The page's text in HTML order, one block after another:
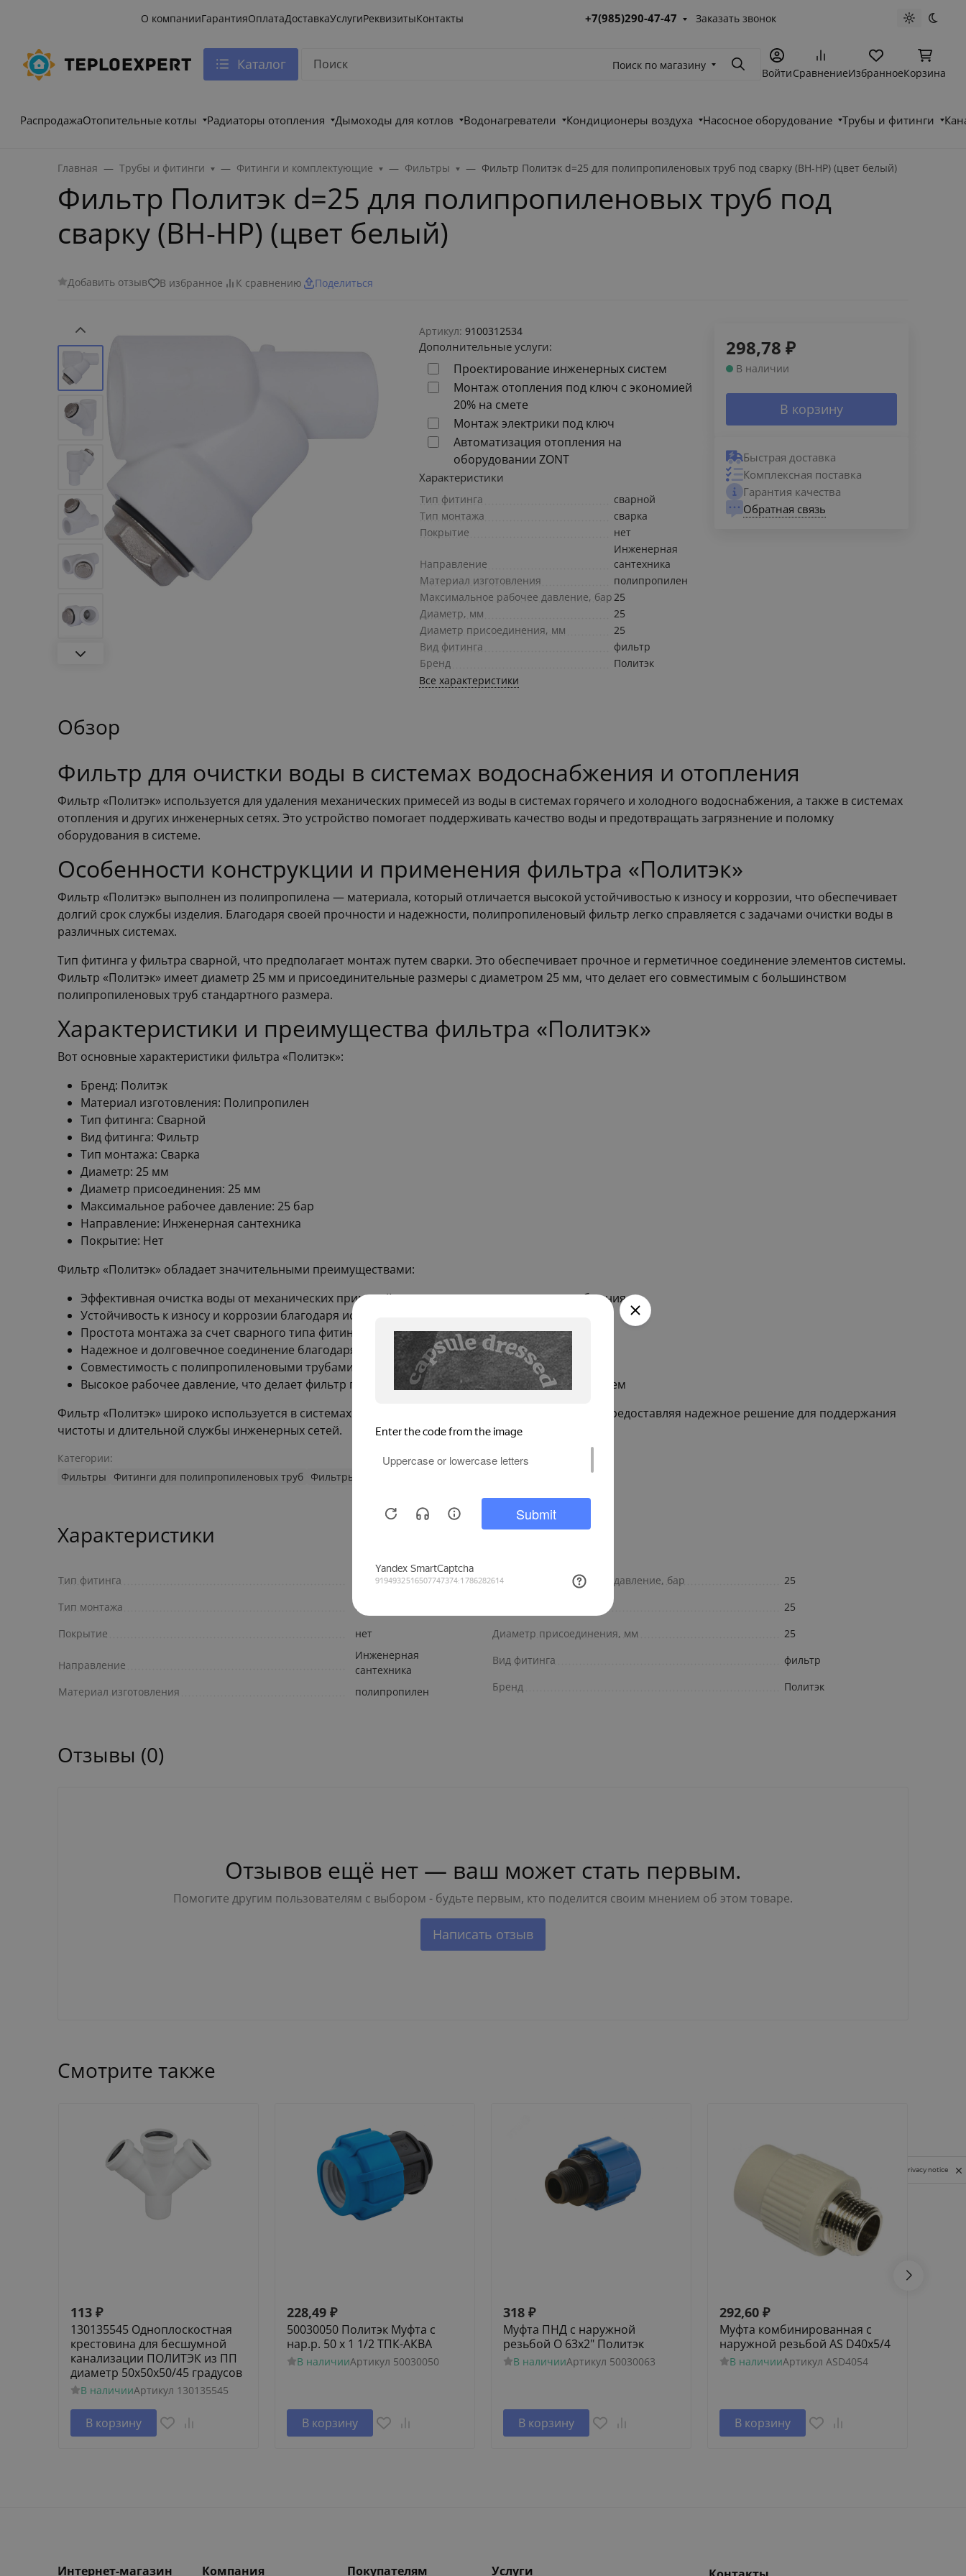
О компанииГарантияОплатаДоставкаУслугиРеквизитыКонтакты +7(985)290-47-47 Заказать звонок Светлая
Каталог Поиск по магазину ПоискВойтиСравнениеИзбранноеКорзина
РаспродажаОтопительные котлы Радиаторы отопления Дымоходы для котлов Водонагреватели Кондиционеры воздуха Насосное оборудование Трубы и фитинги
Главная Трубы и фитинги Фитинги и комплектующие Фильтры Фильтр Политэк d=25 для полипропиленовых труб под сварку (ВН-НР) (цвет белый)
Фильтр Политэк d=25 для полипропиленовых труб под
сварку (ВН-НР) (цвет белый)
Добавить отзыв В избранное К сравнению Поделиться
Артикул: 9100312534
Дополнительные услуги:
Проектирование инженерных систем
Монтаж отопления под ключ с экономией
20% на смете
Монтаж электрики под ключ
Автоматизация отопления на
оборудовании ZONT
Характеристики
Тип фитинга
сварной
Тип монтажа
сварка
Покрытие
нет
Направление
Инженерная
сантехника
Материал изготовления
полипропилен
Максимальное рабочее давление, бар25
Диаметр, мм
25
Диаметр присоединения, мм
25
Вид фитинга
фильтр
Бренд
Политэк
Все характеристики
298,78 ₽
В наличии
В корзину
Быстрая доставка
Комплексная поставка
Гарантия качества
Обратная связь
Обзор
Фильтр для очистки воды в системах водоснабжения и отопления
Фильтр «Политэк» используется для удаления механических примесей из воды в системах горячего и холодного водоснабжения, а также в системах
отопления и других инженерных сетях. Это устройство помогает поддерживать качество воды и предотвращать загрязнение и поломку
оборудования в системе.
Особенности конструкции и применения фильтра «Политэк»
Фильтр «Политэк» выполнен из полипропилена — материала, который отличается высокой устойчивостью к износу и коррозии, что обеспечивает
долгий срок службы изделия. Благодаря своей прочности и надежности, полипропиленовый фильтр легко справляется с задачами очистки воды в
различных системах.
Тип фитинга у фильтра сварной, что предполагает монтаж путем сварки. Это обеспечивает прочное и герметичное соединение элементов системы.
Фильтр «Политэк» имеет диаметр 25 мм и присоединительные размеры с диаметром 25 мм, что делает его совместимым с большинством
полипропиленовых труб стандартного размера.
Характеристики и преимущества фильтра «Политэк»
Вот основные характеристики фильтра «Политэк»:
Бренд: Политэк
Материал изготовления: Полипропилен
Тип фитинга: Сварной
Вид фитинга: Фильтр
Тип монтажа: Сварка
Диаметр: 25 мм
Диаметр присоединения: 25 мм
Максимальное рабочее давление: 25 бар
Направление: Инженерная сантехника
Покрытие: Нет
Фильтр «Политэк» обладает значительными преимуществами:
Эффективная очистка воды от механических примесей, что повышает качество водоснабжения
Устойчивость к износу и коррозии благодаря использованию прочного полипропилена
Простота монтажа за счет сварного типа фитинга
Надежное и долговечное соединение благодаря сварке
Совместимость с полипропиленовыми трубами стандартного диаметра
Высокое рабочее давление, что делает фильтр подходящим для различных инженерных систем
Фильтр «Политэк» широко используется в системах отопления, водоснабжения и канализации, предоставляя надежное решение для поддержания
чистоты и длительной службы инженерных сетей.
Категории:
Фильтры Фитинги для полипропиленовых труб Фильтры ППР
Характеристики
Тип фитинга
сварной
Тип монтажа
сварка
Покрытие
нет
Направление
Инженерная
сантехника
Материал изготовления
полипропилен
Максимальное рабочее давление, бар
25
25
Диаметр присоединения, мм
25
Вид фитинга
фильтр
Бренд
Политэк
Отзывы (0)
Отзывов ещё нет — ваш может стать первым.
Помогите другим пользователям с выбором - будьте первым, кто поделится своим мнением об этом товаре.
Написать отзыв
Смотрите также
113 ₽
130135545 Одноплоскостная
крестовина для бесшумной
канализации ПОЛИТЭК из ПП
диаметр 50х50х50/45 градусов
В наличииАртикул 130135545
В корзину
228,49 ₽
50030050 Политэк Муфта с
нар.р. 50 х 1 1/2 ТПК-АКВА
В наличииАртикул 50030050
В корзину
318 ₽
Муфта ПНД с наружной
резьбой O 63x2" Политэк
В наличииАртикул 50030063
В корзину
292,60 ₽
Муфта комбинированная с
наружной резьбой AS D40x5/4
В наличииАртикул ASD4054
В корзину
Интернет-магазин Компания Покупателям Услуги
Privacy notice